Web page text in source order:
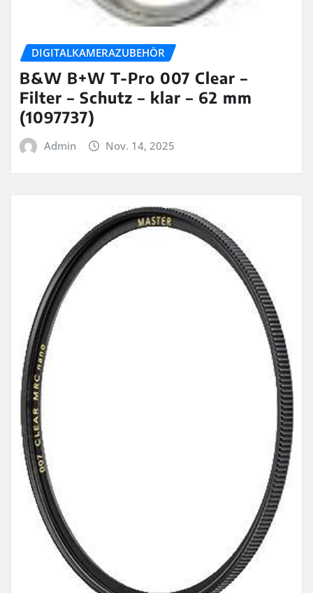
DIGITALKAMERAZUBEHÖR
B&W B+W T-Pro 007 Clear –
Filter – Schutz – klar – 62 mm
(1097737)
Admin Nov. 14, 2025